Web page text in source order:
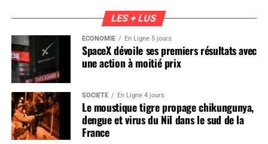
LES + LUS
ÉCONOMIE En Ligne 5 jours
SpaceX dévoile ses premiers résultats avec
une action à moitié prix
SOCIÉTÉ En Ligne 4 jours
Le moustique tigre propage chikungunya,
dengue et virus du Nil dans le sud de la
France